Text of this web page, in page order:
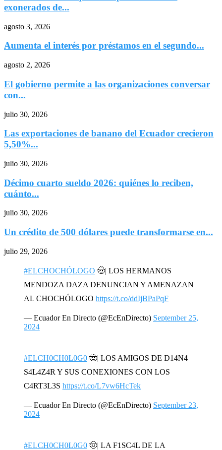
exonerados de...
agosto 3, 2026
Aumenta el interés por préstamos en el segundo...
agosto 2, 2026
El gobierno permite a las organizaciones conversar
con...
julio 30, 2026
Las exportaciones de banano del Ecuador crecieron
5,50%...
julio 30, 2026
Décimo cuarto sueldo 2026: quiénes lo reciben,
cuánto...
julio 30, 2026
Un crédito de 500 dólares puede transformarse en...
julio 29, 2026
#ELCHOCHÓLOGO 🤠| LOS HERMANOS
MENDOZA DAZA DENUNCIAN Y AMENAZAN
AL CHOCHÓLOGO https://t.co/ddIjBPaPqF
— Ecuador En Directo (@EcEnDirecto) September 25,
2024
#ELCH0CH0L0G0 🤠| LOS AMIGOS DE D14N4
S4L4Z4R Y SUS CONEXIONES CON LOS
C4RT3L3S https://t.co/L7vw6HcTek
— Ecuador En Directo (@EcEnDirecto) September 23,
2024
#ELCH0CH0L0G0 🤠| LA F1SC4L DE LA